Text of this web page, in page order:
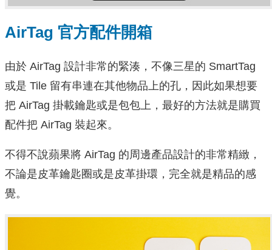
AirTag 官方配件開箱
由於 AirTag 設計非常的緊湊，不像三星的 SmartTag
或是 Tile 留有串連在其他物品上的孔，因此如果想要
把 AirTag 掛載鑰匙或是包包上，最好的方法就是購買
配件把 AirTag 裝起來。
不得不說蘋果將 AirTag 的周邊產品設計的非常精緻，
不論是皮革鑰匙圈或是皮革掛環，完全就是精品的感
覺。